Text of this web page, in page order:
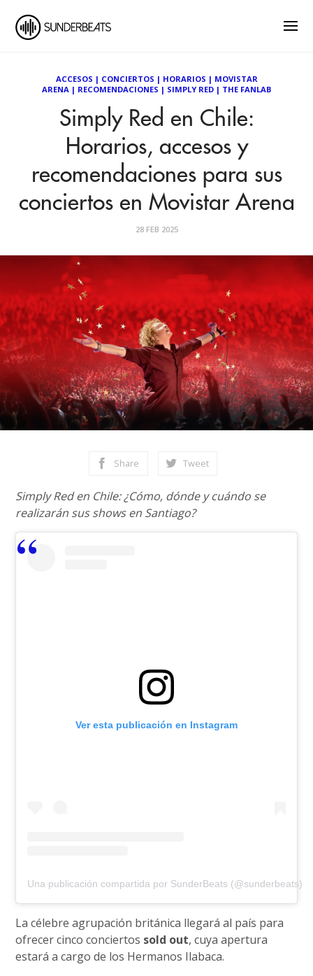
ACCESOS | CONCIERTOS | HORARIOS | MOVISTAR
ARENA| RECOMENDACIONES | SIMPLY RED| THE FANLAB
Simply Red en Chile:
Horarios, accesos y
recomendaciones para sus
conciertos en Movistar Arena
28 FEB 2025
Share Tweet
Simply Red en Chile: ¿Cómo, dónde y cuándo se
realizarán sus shows en Santiago?
Ver esta publicación en Instagram
Una publicación compartida por SunderBeats (@sunderbeats)
La célebre agrupación británica llegará al país para
ofrecer cinco conciertos sold out, cuya apertura
estará a cargo de los Hermanos Ilabaca.